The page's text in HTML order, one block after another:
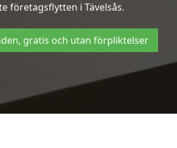
företagsflytten i Tävelsås.
gratis och utan förpliktelser